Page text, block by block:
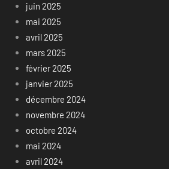
juin 2025
mai 2025
avril 2025
mars 2025
février 2025
janvier 2025
décembre 2024
novembre 2024
octobre 2024
mai 2024
avril 2024